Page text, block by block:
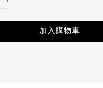
加入購物車